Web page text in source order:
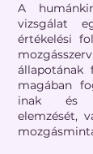
A
vizsgálat
értékelési
állapotának
magában
inak és
elemzését,